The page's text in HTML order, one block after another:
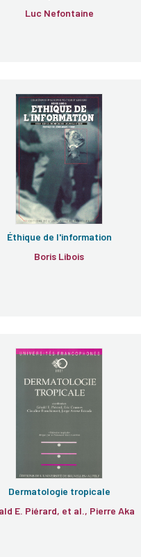
Luc Nefontaine
Éthique de l'information
Boris Libois
Dermatologie tropicale
Gérald E. Piérard, et al., Pierre Aka